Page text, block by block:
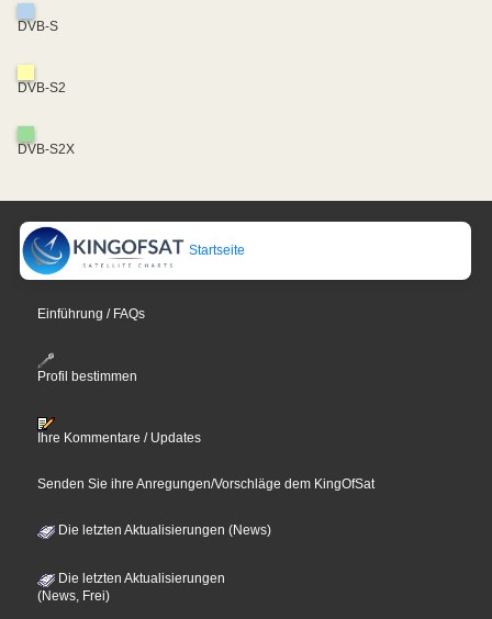
DVB-S
DVB-S2
DVB-S2X
Startseite
Einführung / FAQs
Profil bestimmen
Ihre Kommentare / Updates
Senden Sie ihre Anregungen/Vorschläge dem KingOfSat
Die letzten Aktualisierungen (News)
Die letzten Aktualisierungen
(News, Frei)